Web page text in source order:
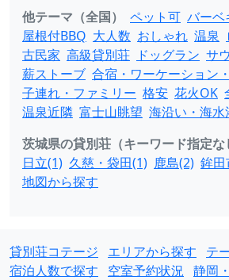
他テーマ（全国）
ペット可 バーベ
屋根付BBQ 大人数 おしゃれ 温泉
古民家 高級貸別荘 ドッグラン サ
薪ストーブ 合宿・ワーケーション
子連れ・ファミリー 格安 花火OK
温泉近隣 富士山眺望 海沿い・海水
茨城県の貸別荘（キーワード指定な
日立(1) 久慈・袋田(1) 鹿島(2) 鉾田
地図から探す
貸別荘コテージ エリアから探す
テ
宿泊人数で探す
空室予約状況 静岡